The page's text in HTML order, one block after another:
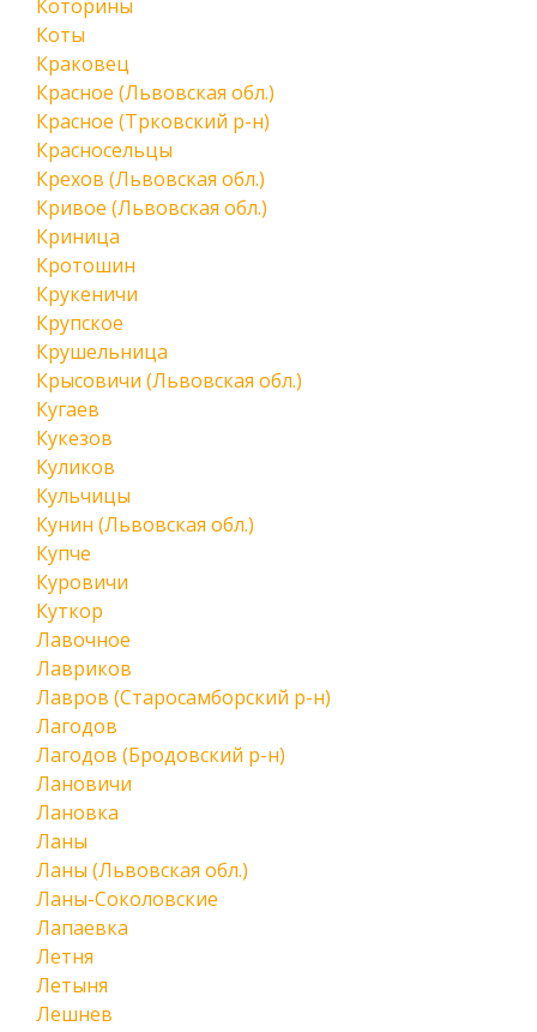
Которины
Коты
Краковец
Красное (Львовская обл.)
Красное (Трковский р-н)
Красносельцы
Крехов (Львовская обл.)
Кривое (Львовская обл.)
Криница
Кротошин
Крукеничи
Крупское
Крушельница
Крысовичи (Львовская обл.)
Кугаев
Кукезов
Куликов
Кульчицы
Кунин (Львовская обл.)
Купче
Куровичи
Куткор
Лавочное
Лавриков
Лавров (Старосамборский р-н)
Лагодов
Лагодов (Бродовский р-н)
Лановичи
Лановка
Ланы
Ланы (Львовская обл.)
Ланы-Соколовские
Лапаевка
Летня
Летыня
Лешнев